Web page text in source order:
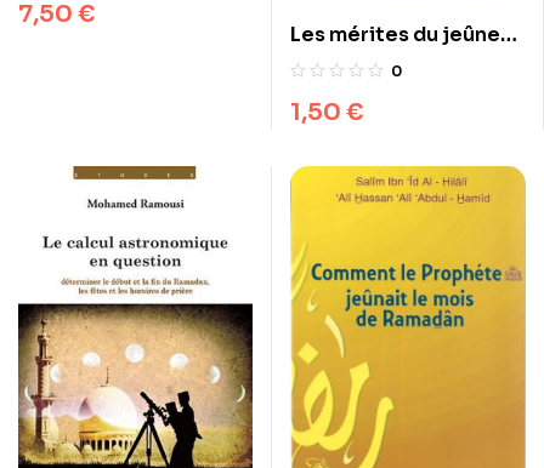
7,50 €
Les mérites du jeûne
et de la prière
0
1,50 €